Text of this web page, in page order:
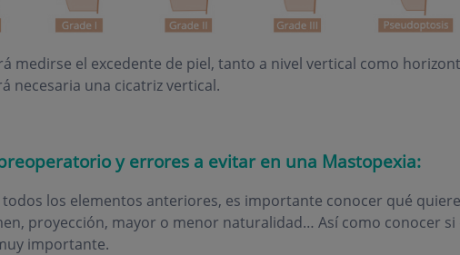
medirse el excedente de piel, tanto a nivel vertical como
necesaria una cicatriz vertical.
y errores a evitar en una Mastopexia:
los elementos anteriores, es importante conocer qué
proyección, mayor o menor naturalidad… Así como conocer si
importante.